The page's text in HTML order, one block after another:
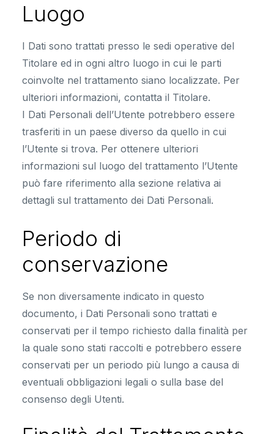
Luogo
I Dati sono trattati presso le sedi operative del
Titolare ed in ogni altro luogo in cui le parti
coinvolte nel trattamento siano localizzate. Per
ulteriori informazioni, contatta il Titolare.
I Dati Personali dell’Utente potrebbero essere
trasferiti in un paese diverso da quello in cui
l’Utente si trova. Per ottenere ulteriori
informazioni sul luogo del trattamento l’Utente
può fare riferimento alla sezione relativa ai
dettagli sul trattamento dei Dati Personali.
Periodo di
conservazione
Se non diversamente indicato in questo
documento, i Dati Personali sono trattati e
conservati per il tempo richiesto dalla finalità per
la quale sono stati raccolti e potrebbero essere
conservati per un periodo più lungo a causa di
eventuali obbligazioni legali o sulla base del
consenso degli Utenti.